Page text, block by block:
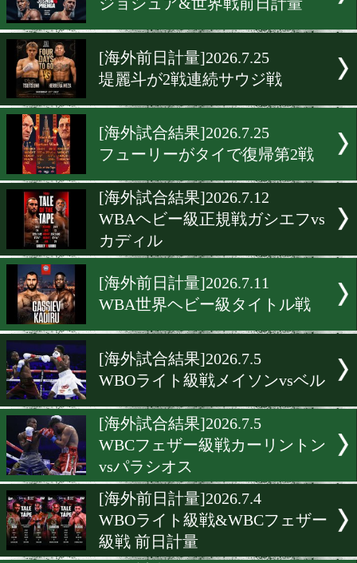
[海外試合結果]2026.7.26
堤麗斗がサウジでプロ5戦
[海外前日計量]2026.7.25
チューvsスペンス前日計量
ンダーで大波乱
[海外前日計量]2026.7.25
ジョシュア&世界戦前日計
堤麗斗が2戦連続サウジ戦
[海外試合結果]2026.7.25
フューリーがタイで復帰第
[海外試合結果]2026.7.12
WBAヘビー級正規戦ガシ
カディル